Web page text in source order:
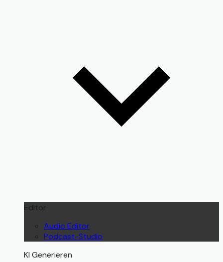
Editor
Audio Editor
Podcast-Studio
KI Generieren